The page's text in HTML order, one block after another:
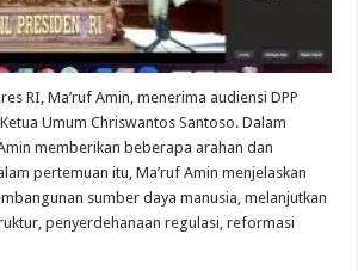
RI, Ma’ruf Amin, menerima audiensi DPP
Umum Chriswantos Santoso. Dalam
memberikan beberapa arahan dan
pertemuan itu, Ma’ruf Amin menjelaskan
sumber daya manusia, melanjutkan
penyerdehanaan regulasi, reformasi